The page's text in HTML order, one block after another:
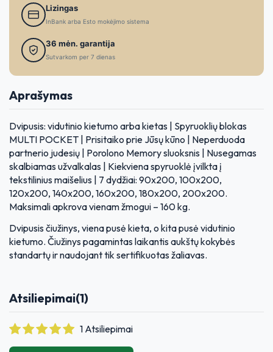
Lizingas
InBank arba Esto mokėjimo sistema
36 mėn. garantija
Sutvarkom per 7 dienas
Aprašymas
Dvipusis: vidutinio kietumo arba kietas | Spyruoklių blokas
MULTI POCKET | Prisitaiko prie Jūsų kūno | Neperduoda
partnerio judesių | Porolono Memory sluoksnis | Nusegamas
skalbiamas užvalkalas | Kiekviena spyruoklė įvilkta į
tekstilinius maišelius | 7 dydžiai: 90x200, 100x200,
120x200, 140x200, 160x200, 180x200, 200x200.
Maksimali apkrova vienam žmogui – 160 kg.
Dvipusis čiužinys, viena pusė kieta, o kita pusė vidutinio
kietumo. Čiužinys pagamintas laikantis aukštų kokybės
standartų ir naudojant tik sertifikuotas žaliavas.
Atsiliepimai(1)
1 Atsiliepimai